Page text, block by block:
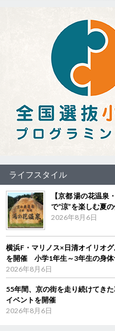
ライフスタイル
【京都 湯の花温
で“涼”を楽しむ夏
2026年8月6日
横浜F・マリノス×日清オイリオ
を開催 小学1年生～3年生の身体
2026年8月6日
55年間、京の街を走り続けてき
イベントを開催
2026年8月6日